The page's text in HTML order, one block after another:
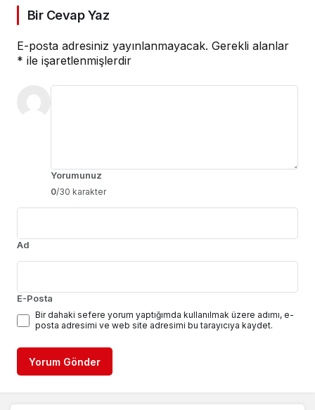
Bir Cevap Yaz
E-posta adresiniz yayınlanmayacak. Gerekli alanlar
* ile işaretlenmişlerdir
Yorumunuz
0/30 karakter
Ad
E-Posta
Bir dahaki sefere yorum yaptığımda kullanılmak üzere adımı, e-
posta adresimi ve web site adresimi bu tarayıcıya kaydet.
Yorum Gönder